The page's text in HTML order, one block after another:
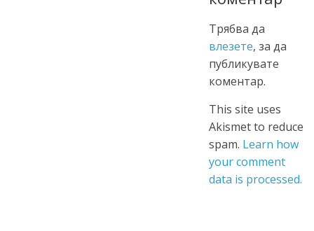
Трябва да
влезете, за да
публикувате
коментар.
This site uses
Akismet to reduce
spam. Learn how
your comment
data is processed.